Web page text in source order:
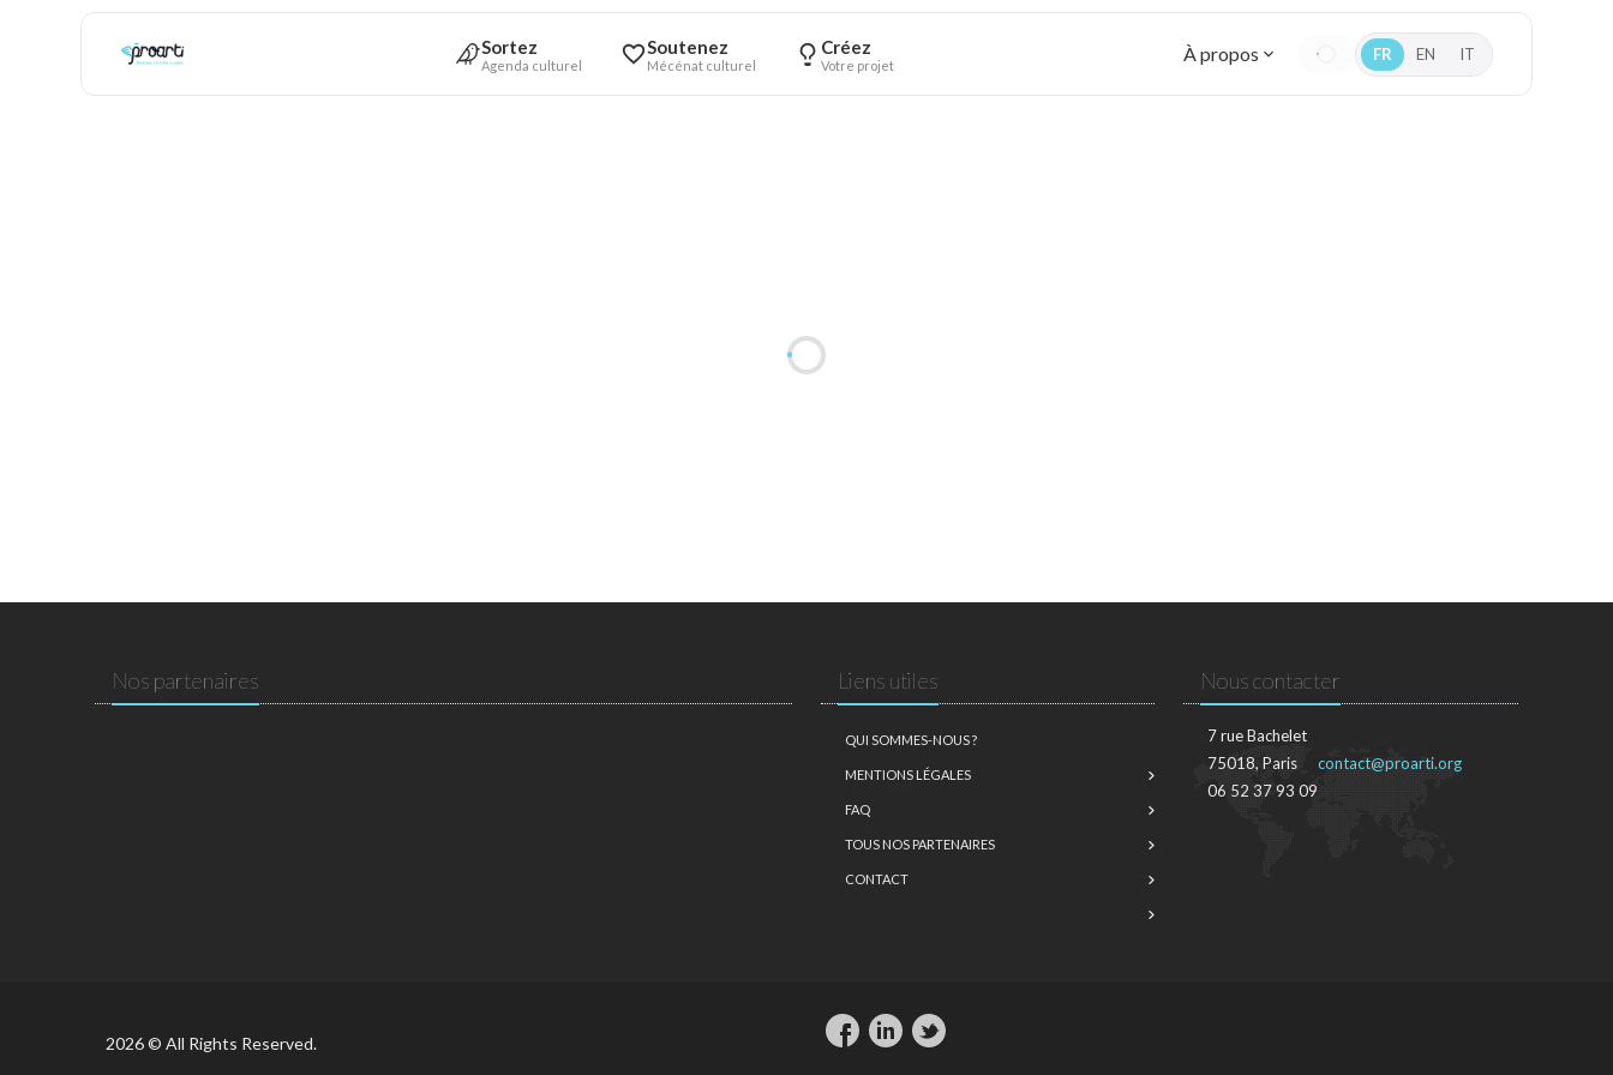
Sortez
Agenda culturel
Soutenez
Mécénat culturel
Créez
Votre projet À propos FR EN IT
Nos partenaires Liens utiles
QUI SOMMES-NOUS ?
MENTIONS LÉGALES
FAQ
TOUS NOS PARTENAIRES
CONTACT
Nous contacter
7 rue Bachelet
75018, Paris
06 52 37 93 09
contact@proarti.org
2026 © All Rights Reserved.